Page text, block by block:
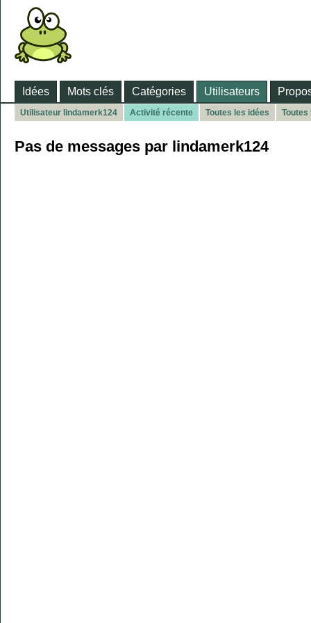
Idées Mots clés Catégories Utilisateurs
Utilisateur lindamerk124 Activité récente Toutes les idées Toutes
Pas de messages par lindamerk124